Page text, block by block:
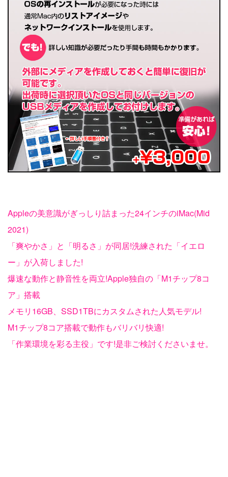
Appleの美意識がぎっしり詰まった24インチのiMac(Mid
2021)
「爽やかさ」と「明るさ」が同居!洗練された「イエロ
ー」が入荷しました!
爆速な動作と静音性を両立!Apple独自の「M1チップ8コ
ア」搭載
メモリ16GB、SSD1TBにカスタムされた人気モデル!
M1チップ8コア搭載で動作もバリバリ快適!
「作業環境を彩る主役」です!是非ご検討くださいませ。